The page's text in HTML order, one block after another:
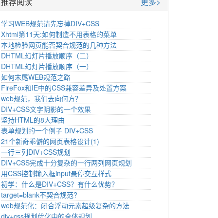
学习WEB规范请先忘掉DIV+CSS
Xhtml第11天:如何制造不用表格的菜单
本地检验网页能否契合规范的几种方法
DHTML幻灯片播放顺序（二）
DHTML幻灯片播放顺序（一）
如何末尾WEB规范之路
FireFox和IE中的CSS兼容差异及处置方案
web规范，我们去向何方？
DIV+CSS文字阴影的一个效果
坚持HTML的8大理由
表单规划的一个例子 DIV+CSS
21个新奇乖僻的网页表格设计(1)
一行三列DIV+CSS规划
DIV+CSS完成十分复杂的一行两列网页规划
用CSS控制输入框input悬停交互样式
初学：什么是DIV+CSS？有什么优势？
target=blank不契合规范?
web规范化：闭合浮动元素超级复杂的方法
div+css规划优化中的全体规划